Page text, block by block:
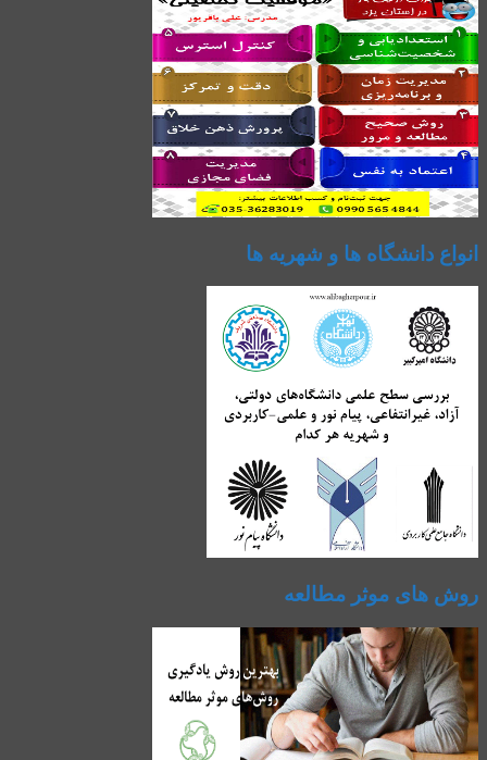
انواع دانشگاه ها و شهریه ها
روش های موثر مطالعه